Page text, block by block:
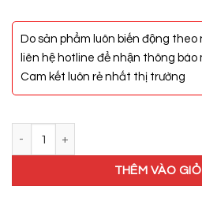
Do sản phẩm luôn biến động theo
liên hệ hotline để nhận thông
Cam kết luôn rẻ nhất thị trường
THÊM VÀO